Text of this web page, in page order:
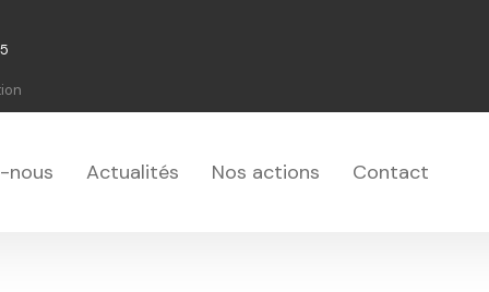
nous Actualités Nos actions Contact